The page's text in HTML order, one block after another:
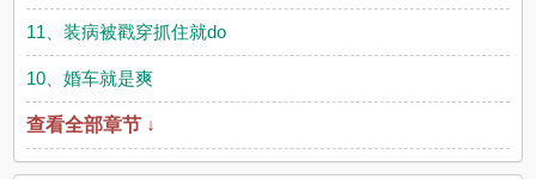
11、装病被戳穿抓住就do
10、婚车就是爽
查看全部章节 ↓